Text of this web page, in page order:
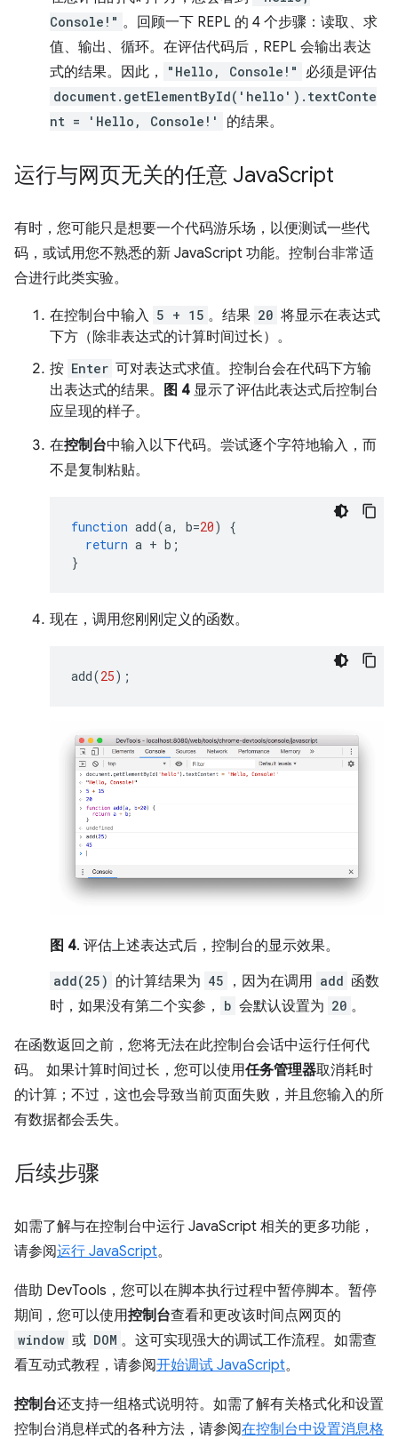
Console!" 。回顾一下 REPL 的 4 个步骤：读取、求
值、输出、循环。在评估代码后，REPL 会输出表达
式的结果。因此，
"Hello, Console!" 必须是评估
document.getElementById('hello').textConte
nt = 'Hello, Console!'
的结果。
运行与网页无关的任意 JavaScript
有时，您可能只是想要一个代码游乐场，以便测试一些代
码，或试用您不熟悉的新 JavaScript 功能。控制台非常适
合进行此类实验。
在控制台中输入 5 + 15 。结果 20 将显示在表达式
下方（除非表达式的计算时间过长）。
按 Enter 可对表达式求值。控制台会在代码下方输
出表达式的结果。
图 4 显示了评估此表达式后控制台
应呈现的样子。
在控制台中输入以下代码。尝试逐个字符地输入，而
不是复制粘贴。
function add(a, b=20)
{
return a + b ;
}
现在，调用您刚刚定义的函数。
add(25);
图 4. 评估上述表达式后，控制台的显示效果。
add(25) 的计算结果为 45 ，因为在调用 add 函数
时，如果没有第二个实参，
b 会默认设置为 20 。
在函数返回之前，您将无法在此控制台会话中运行任何代
码。 如果计算时间过长，您可以使用任务管理器取消耗时
的计算；不过，这也会导致当前页面失败，并且您输入的所
有数据都会丢失。
后续步骤
如需了解与在控制台中运行 JavaScript 相关的更多功能，
请参阅运行 JavaScript。
借助 DevTools，您可以在脚本执行过程中暂停脚本。暂停
期间，您可以使用控制台查看和更改该时间点网页的
window 或 DOM 。这可实现强大的调试工作流程。如需查
看互动式教程，请参阅开始调试 JavaScript。
控制台还支持一组格式说明符。如需了解有关格式化和设置
控制台消息样式的各种方法，请参阅在控制台中设置消息格